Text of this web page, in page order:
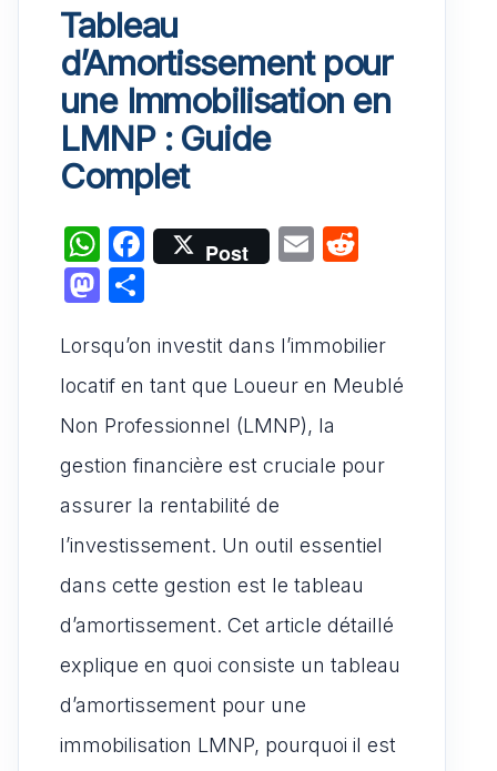
Tableau
d’Amortissement pour
une Immobilisation en
LMNP : Guide
Complet
W
h
at
s
A
p
p
F
a
e
b
o
o
k
Post
E
l
di
t
M
st
o
d
o
n
ta
g
er
Lorsqu’on investit dans l’immobilier
locatif en tant que Loueur en Meublé
Non Professionnel (LMNP), la
gestion financière est cruciale pour
assurer la rentabilité de
l’investissement. Un outil essentiel
dans cette gestion est le tableau
d’amortissement. Cet article détaillé
explique en quoi consiste un tableau
d’amortissement pour une
immobilisation LMNP, pourquoi il est